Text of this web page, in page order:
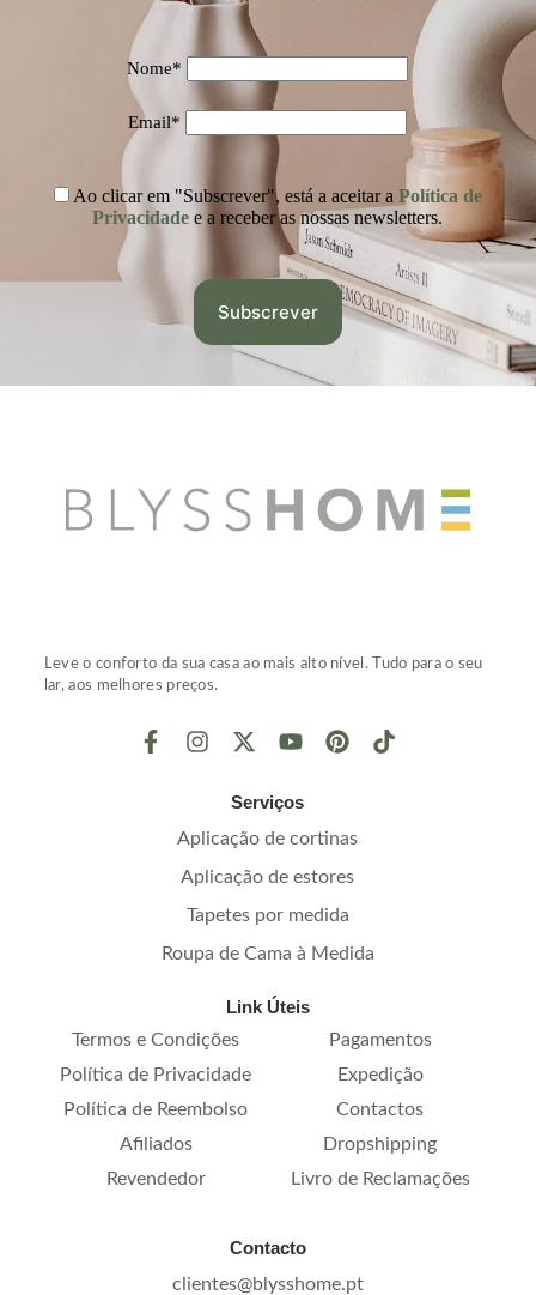
Nome*
Email*
Ao clicar em "Subscrever", está a aceitar a Política de
Privacidade e a receber as nossas newsletters.
Leve o conforto da sua casa ao mais alto nível. Tudo para o seu
lar, aos melhores preços.
Serviços
Aplicação de cortinas
Aplicação de estores
Tapetes por medida
Roupa de Cama à Medida
Link Úteis
Termos e Condições
Pagamentos
Política de Privacidade
Expedição
Política de Reembolso
Contactos
Afiliados
Dropshipping
Revendedor
Livro de Reclamações
Contacto
clientes@blysshome.pt